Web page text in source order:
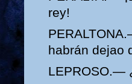
rey!
habrán dejao
LEPROSO.—